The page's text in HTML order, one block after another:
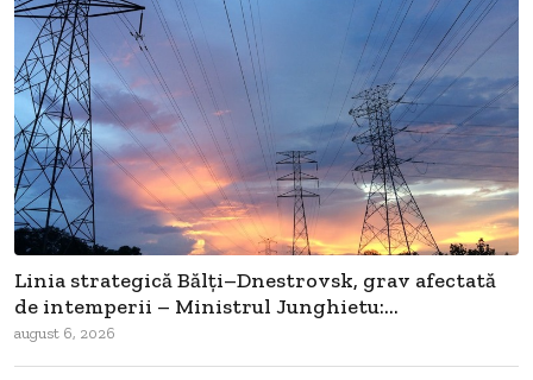
Linia strategică Bălți–Dnestrovsk, grav afectată
de intemperii – Ministrul Junghietu:...
august 6, 2026